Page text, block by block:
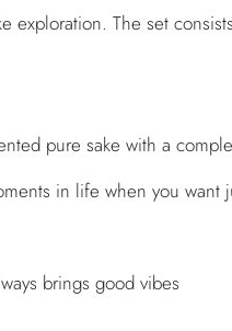
The set
pure sake with a
in life when you want
brings good vibes